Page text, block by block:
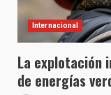
Internacional
La explotación
de energías